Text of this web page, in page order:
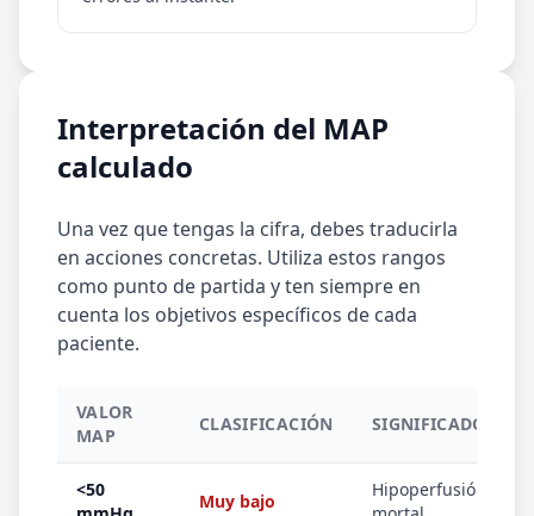
Interpretación del MAP
calculado
Una vez que tengas la cifra, debes traducirla
en acciones concretas. Utiliza estos rangos
como punto de partida y ten siempre en
cuenta los objetivos específicos de cada
paciente.
VALOR
MAP
CLASIFICACIÓN SIGNIFICADO
<50
Muy bajo
Hipoperfusión